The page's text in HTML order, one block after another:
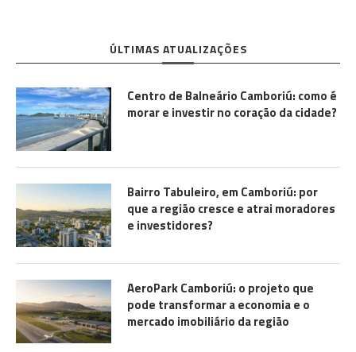
ÚLTIMAS ATUALIZAÇÕES
Centro de Balneário Camboriú: como é
morar e investir no coração da cidade?
Bairro Tabuleiro, em Camboriú: por
que a região cresce e atrai moradores
e investidores?
AeroPark Camboriú: o projeto que
pode transformar a economia e o
mercado imobiliário da região